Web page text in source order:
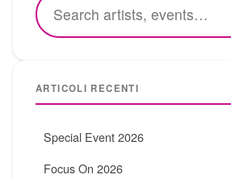
ARTICOLI RECENTI
Special Event 2026
Focus On 2026